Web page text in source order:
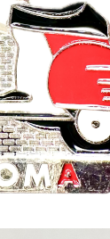
ット付きクリップ
OUT